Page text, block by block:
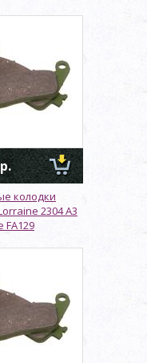
колодки
2304 A3
FA129